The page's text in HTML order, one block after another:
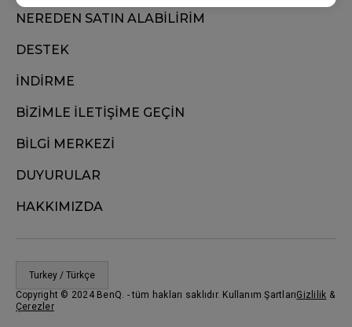
NEREDEN SATIN ALABİLİRİM
DESTEK
İNDİRME
BİZİMLE İLETİŞİME GEÇİN
BİLGİ MERKEZİ
DUYURULAR
HAKKIMIZDA
Turkey / Türkçe
Copyright © 2024 BenQ. - tüm hakları saklıdır. Kullanım ŞartlarıGizlilik &
Çerezler